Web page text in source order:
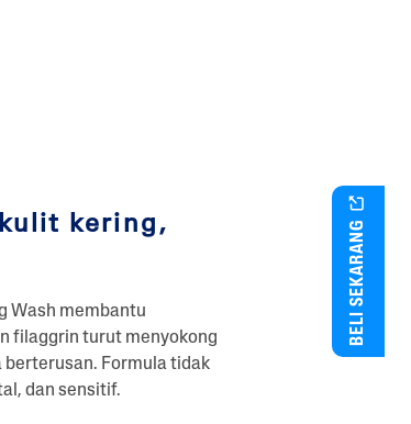
kering,
Wash membantu
filaggrin turut menyokong
berterusan. Formula tidak
dan sensitif.
BELI SEKARANG